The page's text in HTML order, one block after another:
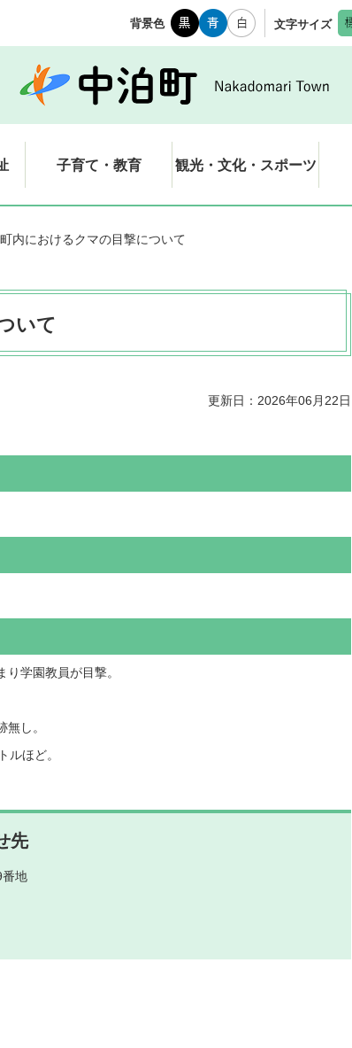
背景色 文字サイズ
子育て・教育 観光・文化・スポーツ
町内におけるクマの目撃について
いて
更新日：2026年06月22日
学園教員が目撃。
し。
ルほど。
先
番地